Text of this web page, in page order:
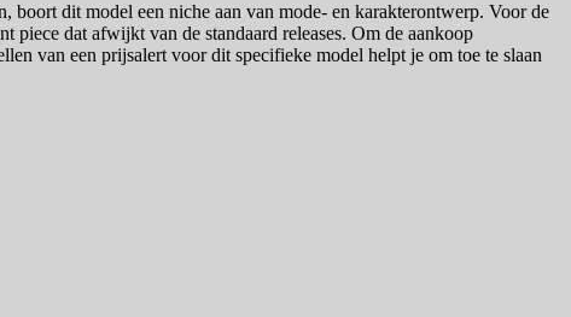
boort dit model een niche aan van mode- en karakterontwerp. Voor de
piece dat afwijkt van de standaard releases. Om de aankoop
van een prijsalert voor dit specifieke model helpt je om toe te slaan